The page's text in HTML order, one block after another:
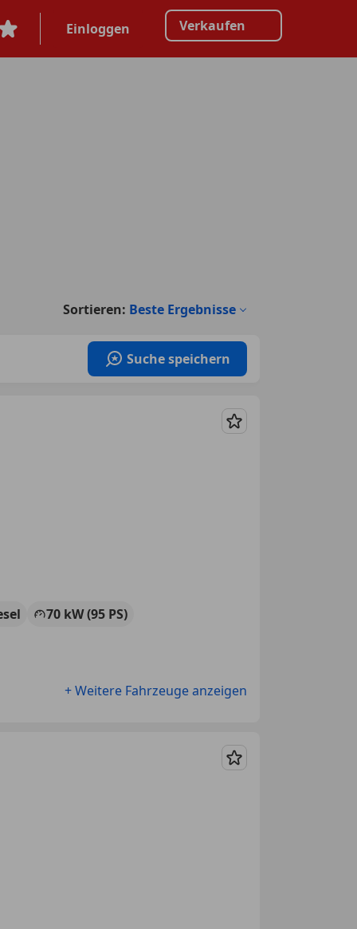
Einloggen Verkaufen
Sortieren: Beste Ergebnisse
Suche speichern
Merken
70 kW (95 PS)
+ Weitere Fahrzeuge anzeigen
Merken